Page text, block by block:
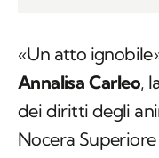
«Un atto
Annalisa Carleo,
dei diritti degli
Nocera